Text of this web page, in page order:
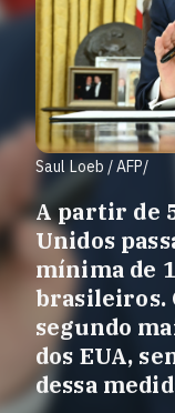
Saul Loeb / AFP/
A partir de
Unidos
mínima de
brasileiros.
segundo
dos EUA,
dessa